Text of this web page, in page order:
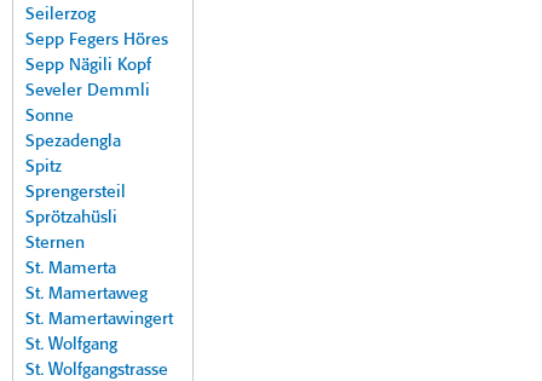
Seilerzog
Sepp Fegers Höres
Sepp Nägili Kopf
Seveler Demmli
Sonne
Spezadengla
Spitz
Sprengersteil
Sprötzahüsli
Sternen
St. Mamerta
St. Mamertaweg
St. Mamertawingert
St. Wolfgang
St. Wolfgangstrasse